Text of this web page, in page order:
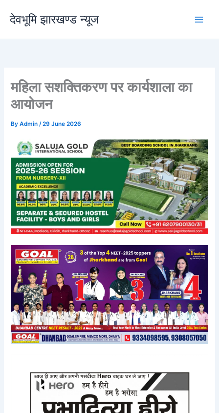
content
देवभूमि झारखण्ड न्यूज
महिला सशक्तिकरण पर कार्यशाला का
आयोजन
ByAdmin/29 June 2026